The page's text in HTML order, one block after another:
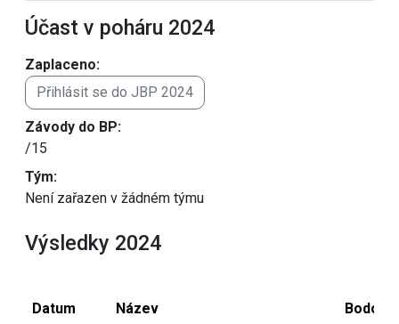
Účast v poháru 2024
Zaplaceno:
Přihlásit se do JBP 2024
Závody do BP:
/15
Tým:
Není zařazen v žádném týmu
Výsledky 2024
Datum Název